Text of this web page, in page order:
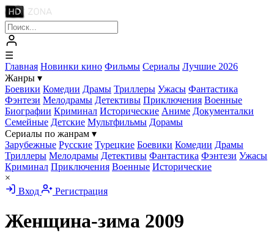
☰
Главная Новинки кино Фильмы Сериалы Лучшие 2026
Жанры ▾
Боевики Комедии Драмы Триллеры Ужасы Фантастика
Фэнтези Мелодрамы Детективы Приключения Военные
Биографии Криминал Исторические Аниме Документалки
Семейные Детские Мультфильмы Дорамы
Сериалы по жанрам ▾
Зарубежные Русские Турецкие Боевики Комедии Драмы
Триллеры Мелодрамы Детективы Фантастика Фэнтези Ужасы
Криминал Приключения Военные Исторические
×
Вход
Регистрация
Женщина-зима 2009